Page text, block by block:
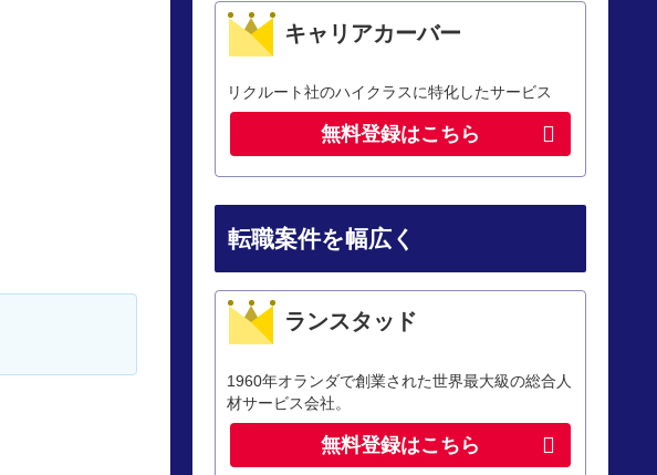
キャリアカーバー
リクルート社のハイクラスに特化したサービス
無料登録はこちら
転職案件を幅広く
ランスタッド
1960年オランダで創業された世界最大級の総合人
材サービス会社。
無料登録はこちら